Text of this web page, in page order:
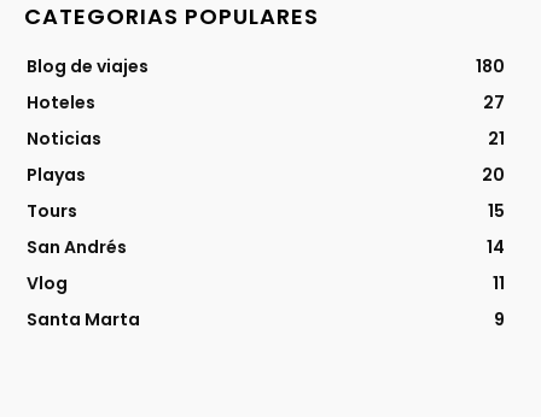
CATEGORIAS POPULARES
Blog de viajes
180
Hoteles
27
Noticias
21
Playas
20
Tours
15
San Andrés
14
Vlog
11
Santa Marta
9